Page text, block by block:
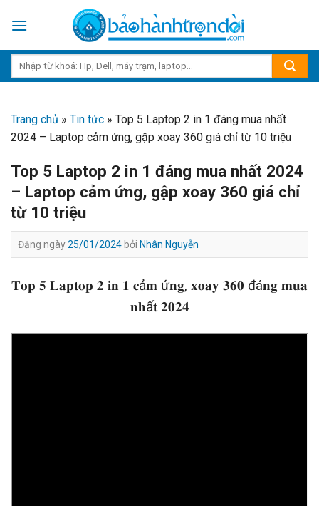
Trang chủ » Tin tức » Top 5 Laptop 2 in 1 đáng mua nhất
2024 – Laptop cảm ứng, gập xoay 360 giá chỉ từ 10 triệu
Top 5 Laptop 2 in 1 đáng mua nhất 2024
– Laptop cảm ứng, gập xoay 360 giá chỉ
từ 10 triệu
Đăng ngày25/01/2024 bởi Nhân Nguyễn
𝐓𝐨𝐩 𝟓 𝐋𝐚𝐩𝐭𝐨𝐩 𝟐 𝐢𝐧 𝟏 𝐜ả𝐦 ứ𝐧𝐠, 𝐱𝐨𝐚𝐲 𝟑𝟔𝟎 đá𝐧𝐠 𝐦𝐮𝐚
𝐧𝐡ấ𝐭 𝟐𝟎𝟐𝟒